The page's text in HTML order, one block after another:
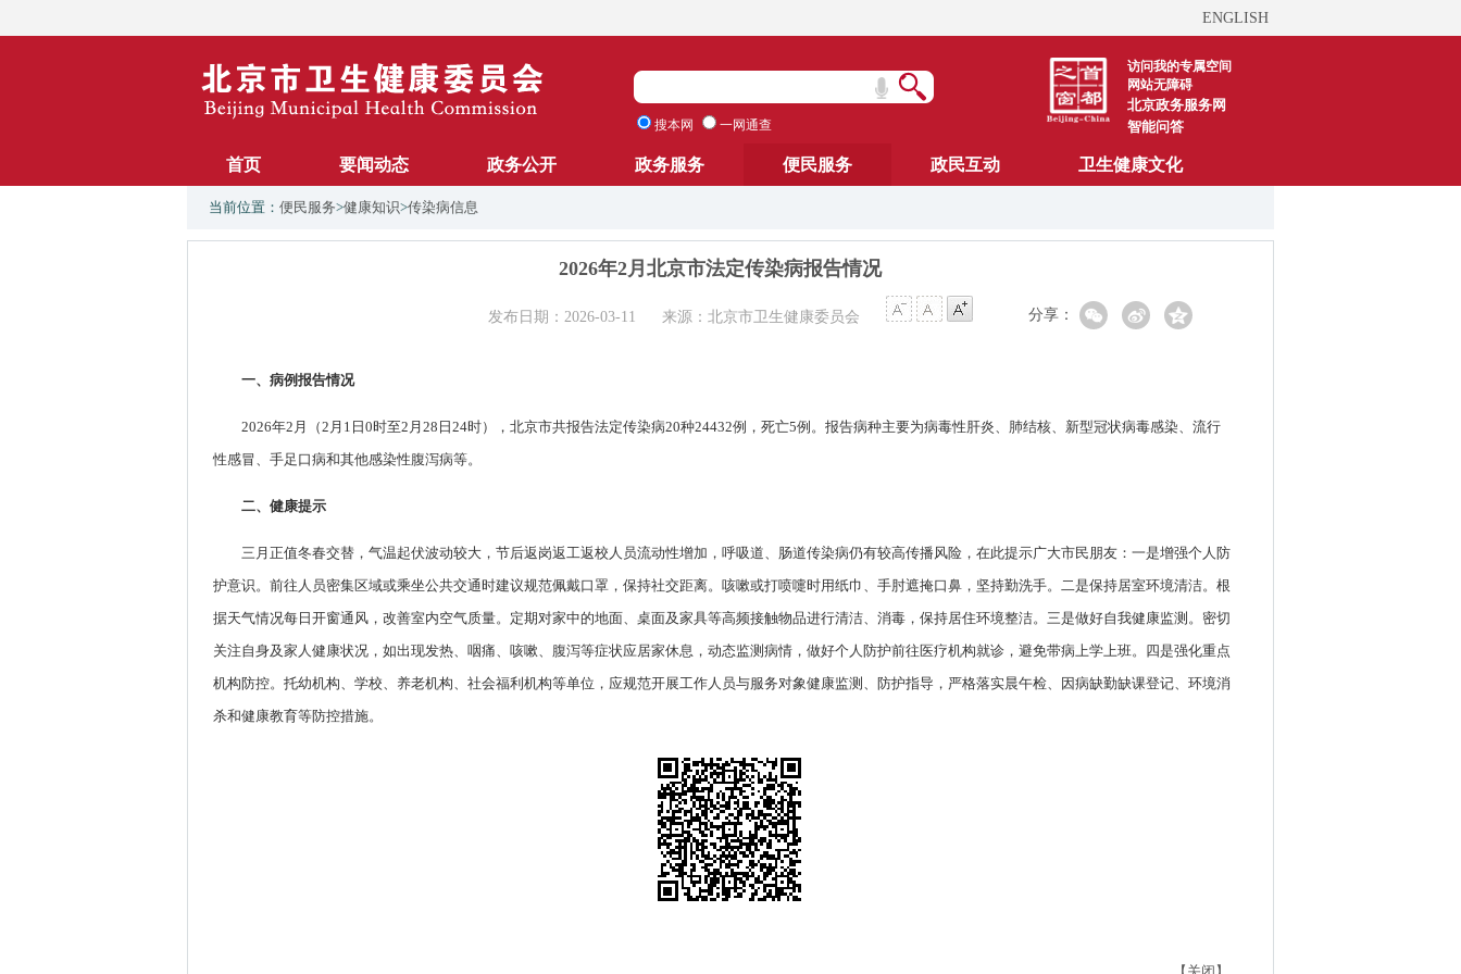
ENGLISH
访问我的专属空间
网站无障碍
北京政务服务网
智能问答
搜本网 一网通查
首页 要闻动态 政务公开 政务服务 便民服务 政民互动 卫生健康文化
当前位置： 便民服务>健康知识>传染病信息
2026年2月北京市法定传染病报告情况
发布日期：2026-03-11 来源：北京市卫生健康委员会 分享：
一、病例报告情况
2026年2月（2月1日0时至2月28日24时），北京市共报告法定传染病20种24432例，死亡5例。报告病种主要为病毒性肝炎、肺结核、新型冠状病毒感染、流行
性感冒、手足口病和其他感染性腹泻病等。
二、健康提示
三月正值冬春交替，气温起伏波动较大，节后返岗返工返校人员流动性增加，呼吸道、肠道传染病仍有较高传播风险，在此提示广大市民朋友：一是增强个人防
护意识。前往人员密集区域或乘坐公共交通时建议规范佩戴口罩，保持社交距离。咳嗽或打喷嚏时用纸巾、手肘遮掩口鼻，坚持勤洗手。二是保持居室环境清洁。根
据天气情况每日开窗通风，改善室内空气质量。定期对家中的地面、桌面及家具等高频接触物品进行清洁、消毒，保持居住环境整洁。三是做好自我健康监测。密切
关注自身及家人健康状况，如出现发热、咽痛、咳嗽、腹泻等症状应居家休息，动态监测病情，做好个人防护前往医疗机构就诊，避免带病上学上班。四是强化重点
机构防控。托幼机构、学校、养老机构、社会福利机构等单位，应规范开展工作人员与服务对象健康监测、防护指导，严格落实晨午检、因病缺勤缺课登记、环境消
杀和健康教育等防控措施。